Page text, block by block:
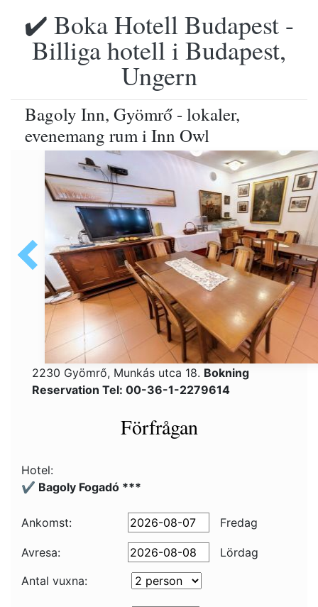
✔️ Boka Hotell Budapest -
Billiga hotell i Budapest,
Ungern
Bagoly Inn, Gyömrő - lokaler,
evenemang rum i Inn Owl
2230 Gyömrő, Munkás utca 18. Bokning
Reservation Tel: 00-36-1-2279614
Förfrågan
Hotel:
✔️ Bagoly Fogadó ***
Ankomst: Fredag
Avresa:
Lördag
Antal vuxna: